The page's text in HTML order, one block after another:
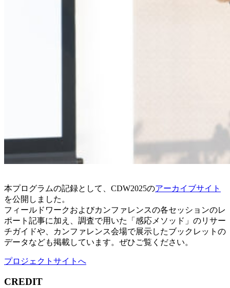
本プログラムの記録として、CDW2025のアーカイブサイト
を公開しました。
フィールドワークおよびカンファレンスの各セッションのレ
ポート記事に加え、調査で用いた「感応メソッド」のリサー
チガイドや、カンファレンス会場で展示したブックレットの
データなども掲載しています。ぜひご覧ください。
プロジェクトサイトへ
CREDIT